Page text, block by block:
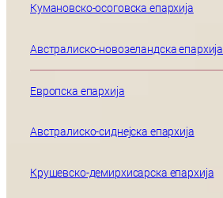
Кумановско-осоговска епархија
Австралиско-новозеландска епархија
Европска епархија
Австралиско-сиднејска епархија
Крушевско-демирхисарска епархија